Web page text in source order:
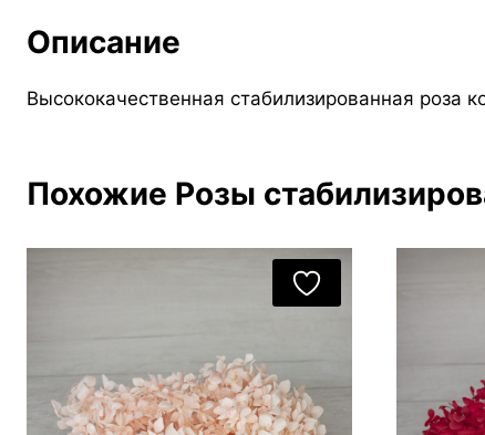
Описание
Высококачественная стабилизированная роза
Похожие Розы